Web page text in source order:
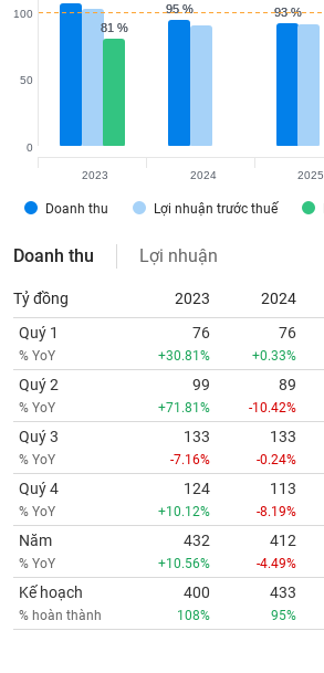
95 %
95 % 93 %
93 %
81 %
81 %
Doanh thu Lợi nhuận trước thuế
0
50
100
2023 2024 2025
Doanh thu Lợi nhuận
Tỷ đồng 2023 2024
Quý 1
% YoY
76
+30.81%
76
+0.33%
Quý 2
% YoY
99
+71.81%
89
-10.42%
Quý 3
% YoY
133
-7.16%
133
-0.24%
Quý 4
% YoY
124
+10.12%
113
-8.19%
Năm
% YoY
432
+10.56%
412
-4.49%
Kế hoạch
% hoàn thành
400
108%
433
95%